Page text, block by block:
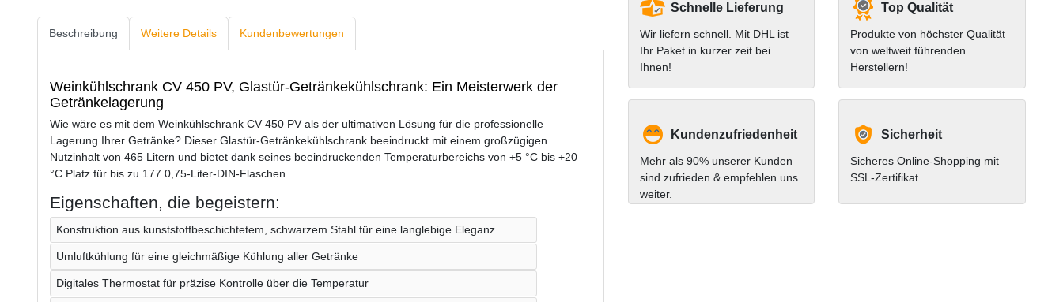
Beschreibung Weitere Details Kundenbewertungen
Weinkühlschrank CV 450 PV, Glastür-Getränkekühlschrank: Ein Meisterwerk der
Getränkelagerung
Wie wäre es mit dem Weinkühlschrank CV 450 PV als der ultimativen Lösung für die professionelle
Lagerung Ihrer Getränke? Dieser Glastür-Getränkekühlschrank beeindruckt mit einem großzügigen
Nutzinhalt von 465 Litern und bietet dank seines beeindruckenden Temperaturbereichs von +5 °C bis +20
°C Platz für bis zu 177 0,75-Liter-DIN-Flaschen.
Eigenschaften, die begeistern:
Konstruktion aus kunststoffbeschichtetem, schwarzem Stahl für eine langlebige Eleganz
Umluftkühlung für eine gleichmäßige Kühlung aller Getränke
Digitales Thermostat für präzise Kontrolle über die Temperatur
Schnelle Lieferung
Wir liefern schnell. Mit DHL ist
Ihr Paket in kurzer zeit bei
Ihnen!
Top Qualität
Produkte von höchster Qualität
von weltweit führenden
Herstellern!
Kundenzufriedenheit
Mehr als 90% unserer Kunden
sind zufrieden & empfehlen uns
weiter.
Sicherheit
Sicheres Online-Shopping mit
SSL-Zertifikat.